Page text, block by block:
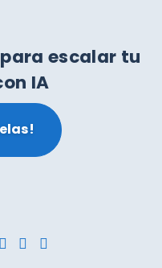
escalar tu
IA